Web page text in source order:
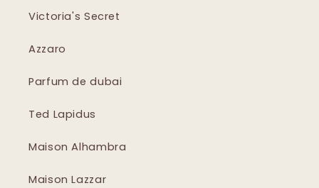
Victoria's Secret
Azzaro
Parfum de dubai
Ted Lapidus
Maison Alhambra
Maison Lazzar